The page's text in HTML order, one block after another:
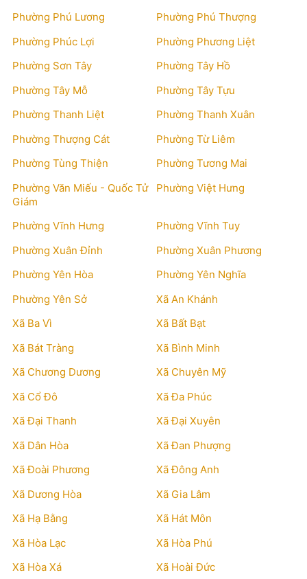
Phường Phú Lương
Phường Phú Thượng
Phường Phúc Lợi
Phường Phương Liệt
Phường Sơn Tây
Phường Tây Hồ
Phường Tây Mỗ
Phường Tây Tựu
Phường Thanh Liệt
Phường Thanh Xuân
Phường Thượng Cát
Phường Từ Liêm
Phường Tùng Thiện
Phường Tương Mai
Phường Văn Miếu - Quốc Tử
Giám
Phường Việt Hưng
Phường Vĩnh Hưng
Phường Vĩnh Tuy
Phường Xuân Đỉnh
Phường Xuân Phương
Phường Yên Hòa
Phường Yên Nghĩa
Phường Yên Sở
Xã An Khánh
Xã Ba Vì
Xã Bất Bạt
Xã Bát Tràng
Xã Bình Minh
Xã Chương Dương
Xã Chuyên Mỹ
Xã Cổ Đô
Xã Đa Phúc
Xã Đại Thanh
Xã Đại Xuyên
Xã Dân Hòa
Xã Đan Phượng
Xã Đoài Phương
Xã Đông Anh
Xã Dương Hòa
Xã Gia Lâm
Xã Hạ Bằng
Xã Hát Môn
Xã Hòa Lạc
Xã Hòa Phú
Xã Hòa Xá
Xã Hoài Đức